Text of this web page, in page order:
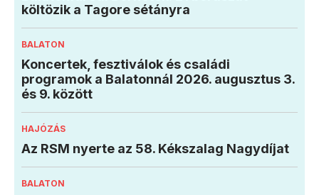
költözik a Tagore sétányra
BALATON
Koncertek, fesztiválok és családi
programok a Balatonnál 2026. augusztus 3.
és 9. között
HAJÓZÁS
Az RSM nyerte az 58. Kékszalag Nagydíjat
BALATON